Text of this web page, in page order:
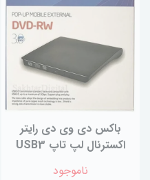
باکس دی وی دی رایتر
اکسترنال لپ تاپ USB3
ناموجود